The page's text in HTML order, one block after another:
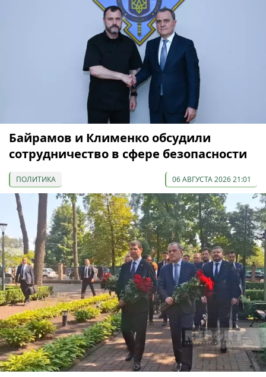
Байрамов и Клименко обсудили
сотрудничество в сфере безопасности
ПОЛИТИКА 06 АВГУСТА 2026 21:01